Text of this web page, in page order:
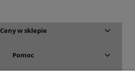
Ceny w sklepie
Pomoc